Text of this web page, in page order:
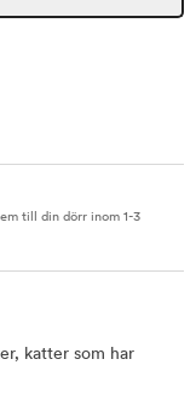
till din dörr inom 1-3
katter som har